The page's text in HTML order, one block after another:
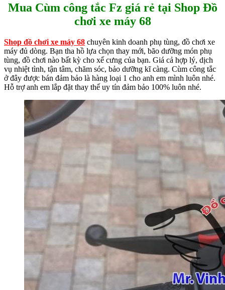
Mua Cùm công tắc Fz giá rẻ tại Shop Đồ
chơi xe máy 68
Shop đồ chơi xe máy 68 chuyên kinh doanh phụ tùng, đồ chơi xe
máy đủ dòng. Bạn tha hồ lựa chọn thay mới, bão dưỡng món phụ
tùng, đồ chơi nào bất kỳ cho xế cưng của bạn. Giá cả hợp lý, dịch
vụ nhiệt tình, tận tâm, chăm sóc, bảo dưỡng kĩ càng. Cùm công tắc
ở đây được bán đảm bảo là hàng loại 1 cho anh em mình luôn nhé.
Hỗ trợ anh em lắp đặt thay thế uy tín đảm bảo 100% luôn nhé.